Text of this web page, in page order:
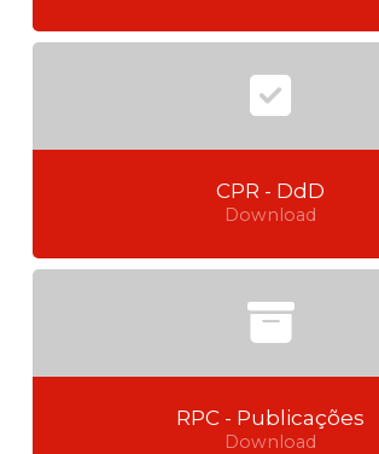
CPR - DdD
Download
RPC - Publicações
Download